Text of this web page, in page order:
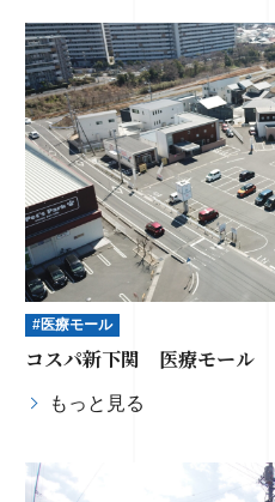
#医療モール
コスパ新下関 医療モール
もっと見る